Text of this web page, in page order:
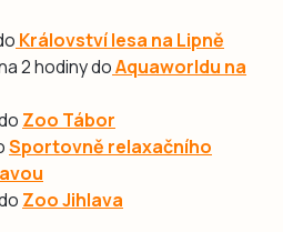
Království lesa na Lipně
2 hodiny doAquaworldu na
Zoo Tábor
Sportovně relaxačního
Zoo Jihlava